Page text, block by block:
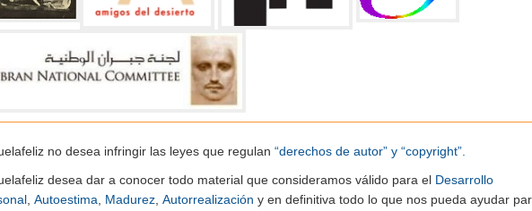
no desea infringir las leyes que regulan “derechos de autor” y “copyright”.
desea dar a conocer todo material que consideramos válido para el Desarrollo
Autoestima Madurez Autorrealización y en definitiva todo lo que nos pueda ayudar